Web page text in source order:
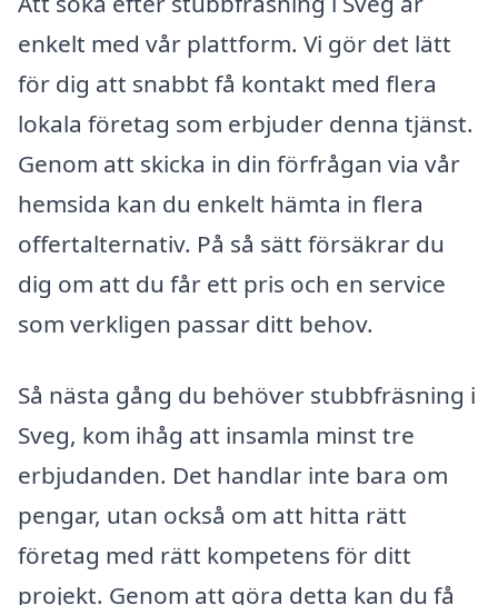
enkelt med vår plattform. Vi gör det lätt
för dig att snabbt få kontakt med flera
lokala företag som erbjuder denna tjänst.
Genom att skicka in din förfrågan via vår
hemsida kan du enkelt hämta in flera
offertalternativ. På så sätt försäkrar du
dig om att du får ett pris och en service
som verkligen passar ditt behov.
Så nästa gång du behöver stubbfräsning i
Sveg, kom ihåg att insamla minst tre
erbjudanden. Det handlar inte bara om
pengar, utan också om att hitta rätt
företag med rätt kompetens för ditt
projekt. Genom att göra detta kan du få